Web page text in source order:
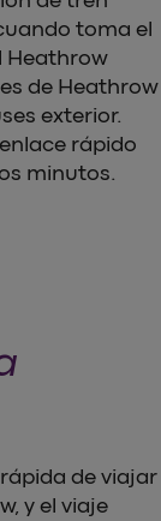
toma el
Heathrow
de Heathrow
exterior.
rápido
minutos.
de viajar
y el viaje